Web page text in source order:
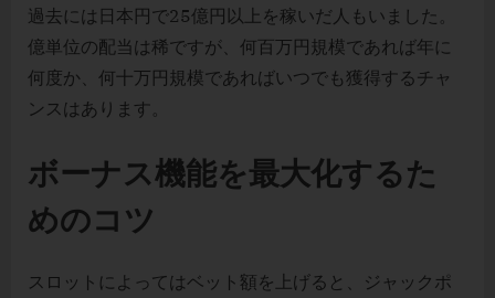
過去には日本円で25億円以上を稼いだ人もいました。
億単位の配当は稀ですが、何百万円規模であれば年に
何度か、何十万円規模であればいつでも獲得するチャ
ンスはあります。
ボーナス機能を最大化するた
めのコツ
スロットによってはベット額を上げると、ジャックポ